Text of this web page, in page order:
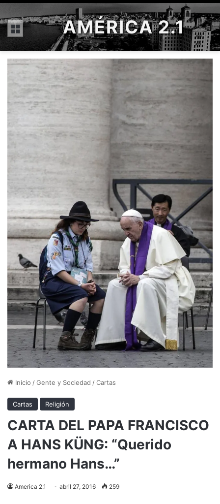
Menú AMÉRICA 2.1
Inicio /Gente y Sociedad /Cartas
Cartas Religión
CARTA DEL PAPA FRANCISCO
A HANS KÜNG: “Querido
hermano Hans…”
America 2.1 abril 27, 2016 259